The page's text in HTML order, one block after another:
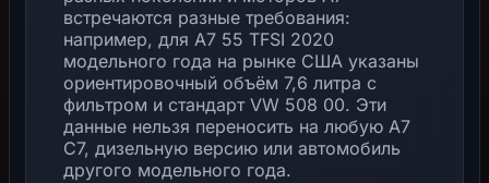
встречаются разные требования:
например, для A7 55 TFSI 2020
модельного года на рынке США указаны
ориентировочный объём 7,6 литра с
фильтром и стандарт VW 508 00. Эти
данные нельзя переносить на любую A7
C7, дизельную версию или автомобиль
другого модельного года.